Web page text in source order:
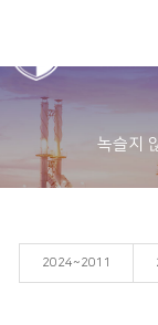
녹슬지
2024~2011